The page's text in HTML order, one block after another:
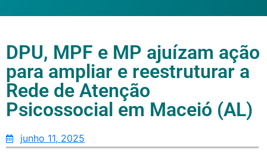
DPU, MPF e MP ajuízam ação
para ampliar e reestruturar a
Rede de Atenção
Psicossocial em Maceió (AL)
junho 11, 2025